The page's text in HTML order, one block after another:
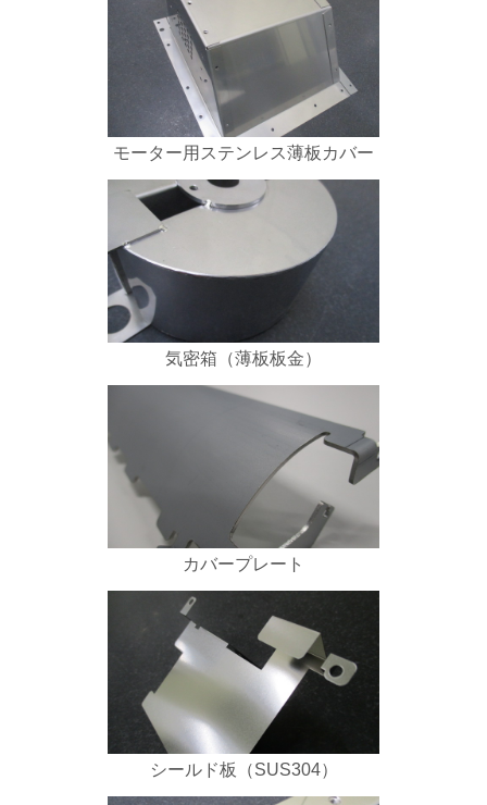
モーター用ステンレス薄板カバー
気密箱（薄板板金）
カバープレート
シールド板（SUS304）